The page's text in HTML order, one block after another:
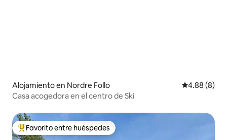
Alojamiento en Nordre Follo Calificación
4.88 (8)
Casa acogedora en el centro de Ski
Favorito entre huéspedes preferido
Favorito entre huéspedes